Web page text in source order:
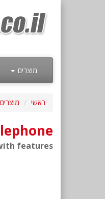
מוצרים
ראשי מוצרים
features